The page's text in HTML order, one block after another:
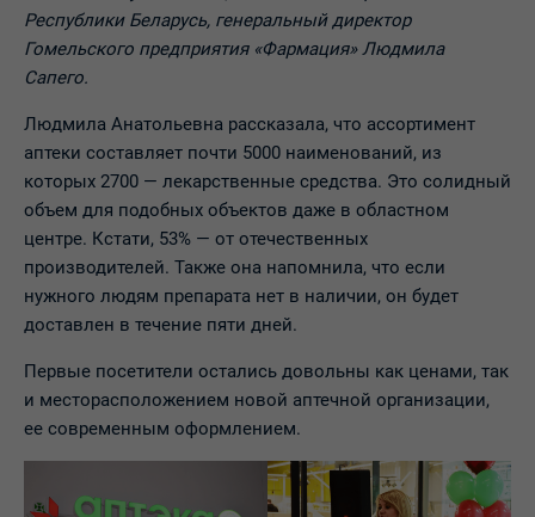
Республики Беларусь, генеральный директор
Гомельского предприятия «Фармация» Людмила
Сапего.
Людмила Анатольевна рассказала, что ассортимент
аптеки составляет почти 5000 наименований, из
которых 2700 — лекарственные средства. Это солидный
объем для подобных объектов даже в областном
центре. Кстати, 53% — от отечественных
производителей. Также она напомнила, что если
нужного людям препарата нет в наличии, он будет
доставлен в течение пяти дней.
Первые посетители остались довольны как ценами, так
и месторасположением новой аптечной организации,
ее современным оформлением.